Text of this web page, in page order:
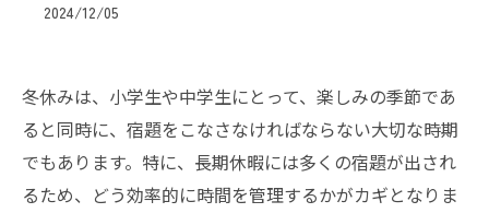
2024/12/05
冬休みは、小学生や中学生にとって、楽しみの季節であ
ると同時に、宿題をこなさなければならない大切な時期
でもあります。特に、長期休暇には多くの宿題が出され
るため、どう効率的に時間を管理するかがカギとなりま